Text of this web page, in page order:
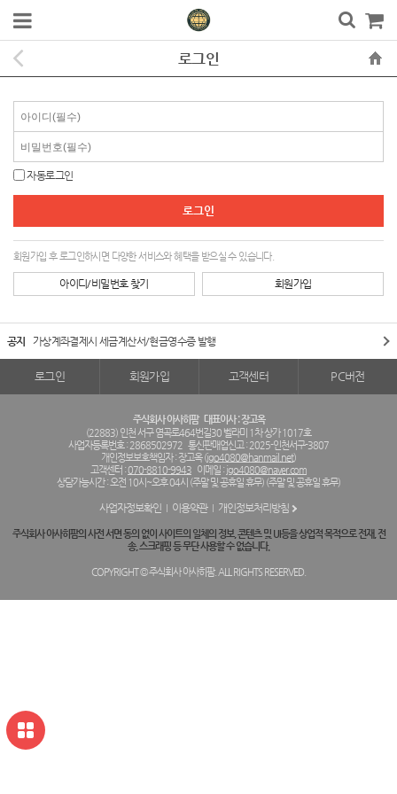
로그인
자동로그인
회원가입 후 로그인하시면 다양한 서비스와 혜택을 받으실 수 있습니다.
아이디/비밀번호 찾기 회원가입
공지 가상계좌결제시 세금계산서/현금영수증 발행
로그인 회원가입 고객센터 PC버전
주식회사 아사히팜 대표이사 : 장고옥
(22883) 인천 서구 염곡로464번길30 벨라미 1차 상가 1017호
사업자등록번호 : 2868502972 통신판매업신고 : 2025-인천서구-3807
개인정보보호책임자 : 장고옥 (jgo4080@hanmail.net)
고객센터 :070-8810-9943 이메일 : jgo4080@naver.com
상담가능시간 : 오전 10시~오후 04시 (주말 및 공휴일 휴무) (주말 및 공휴일 휴무)
사업자정보확인 이용약관 개인정보처리방침
주식회사 아사히팜의 사전 서면 동의 없이 사이트의 일체의 정보, 콘텐츠 및 UI등을 상업적 목적으로 전재, 전
송, 스크래핑 등 무단 사용할 수 없습니다.
COPYRIGHT © 주식회사 아사히팜. ALL RIGHTS RESERVED.